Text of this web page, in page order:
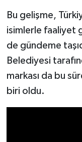
Bu gelişme,
isimlerle faaliyet
de gündeme
Belediyesi
markası da bu
biri oldu.